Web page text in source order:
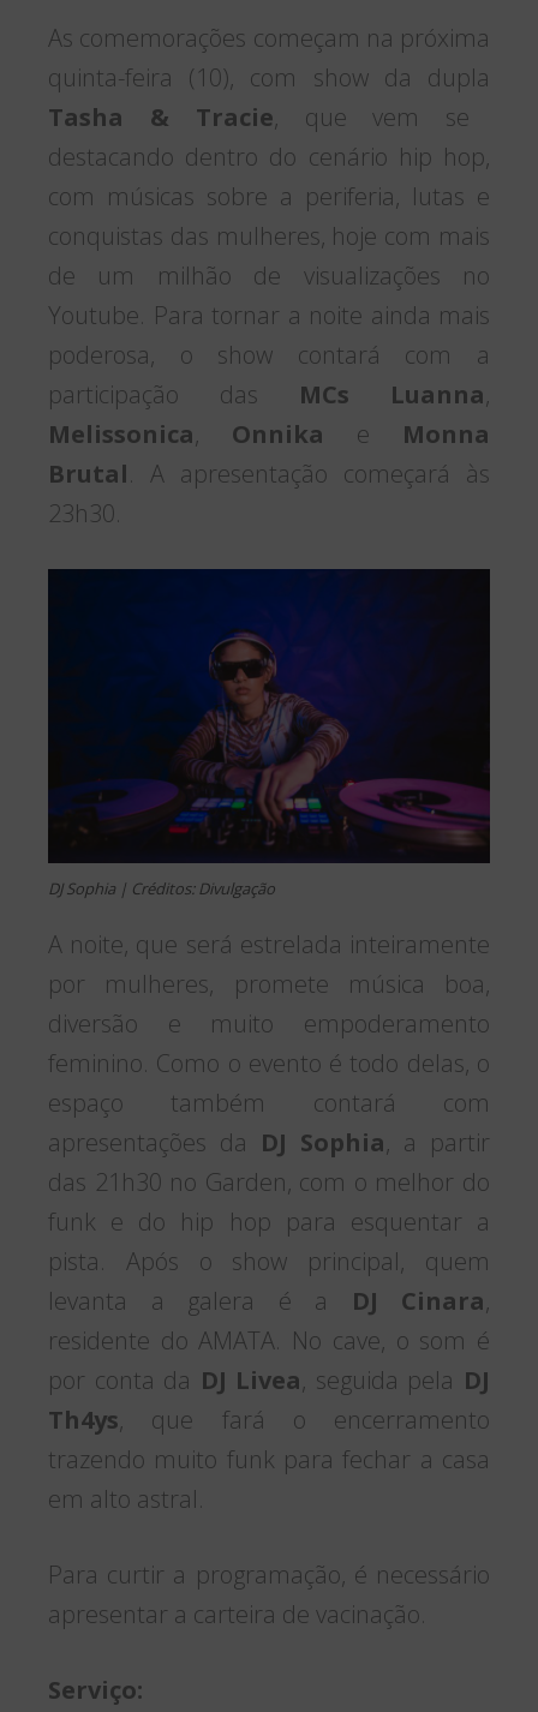
As comemorações começam na próxima
quinta-feira (10), com show da dupla
Tasha & Tracie, que vem se
destacando dentro do cenário hip hop,
com músicas sobre a periferia, lutas e
conquistas das mulheres, hoje com mais
de um milhão de visualizações no
Youtube. Para tornar a noite ainda mais
poderosa, o show contará com a
participação das MCs Luanna,
Melissonica, Onnika e Monna
Brutal. A apresentação começará às
23h30.
DJ Sophia | Créditos: Divulgação
A noite, que será estrelada inteiramente
por mulheres, promete música boa,
diversão e muito empoderamento
feminino. Como o evento é todo delas, o
espaço também contará com
apresentações da DJ Sophia, a partir
das 21h30 no Garden, com o melhor do
funk e do hip hop para esquentar a
pista. Após o show principal, quem
levanta a galera é a DJ Cinara,
residente do AMATA. No cave, o som é
por conta da DJ Livea, seguida pela DJ
Th4ys, que fará o encerramento
trazendo muito funk para fechar a casa
em alto astral.
Para curtir a programação, é necessário
apresentar a carteira de vacinação.
Serviço: